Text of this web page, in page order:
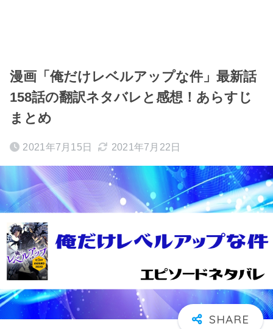
漫画「俺だけレベルアップな件」最新話
158話の翻訳ネタバレと感想！あらすじ
まとめ
2021年7月15日 2021年7月22日